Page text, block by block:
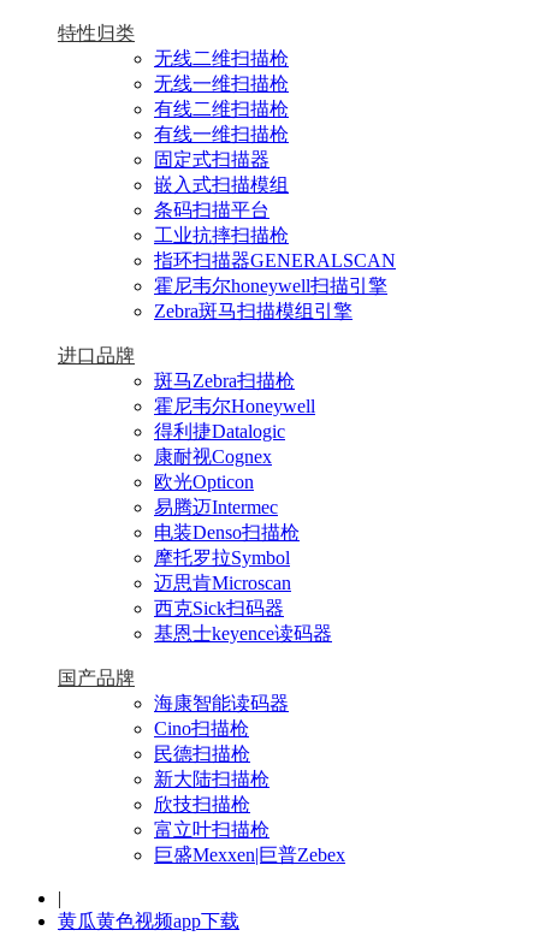
特性归类
无线二维扫描枪
无线一维扫描枪
有线二维扫描枪
有线一维扫描枪
固定式扫描器
嵌入式扫描模组
条码扫描平台
工业抗摔扫描枪
指环扫描器GENERALSCAN
霍尼韦尔honeywell扫描引擎
Zebra斑马扫描模组引擎
进口品牌
斑马Zebra扫描枪
霍尼韦尔Honeywell
得利捷Datalogic
康耐视Cognex
欧光Opticon
易腾迈Intermec
电装Denso扫描枪
摩托罗拉Symbol
迈思肯Microscan
西克Sick扫码器
基恩士keyence读码器
国产品牌
海康智能读码器
Cino扫描枪
民德扫描枪
新大陆扫描枪
欣技扫描枪
富立叶扫描枪
巨盛Mexxen|巨普Zebex
|
黄瓜黄色视频app下载